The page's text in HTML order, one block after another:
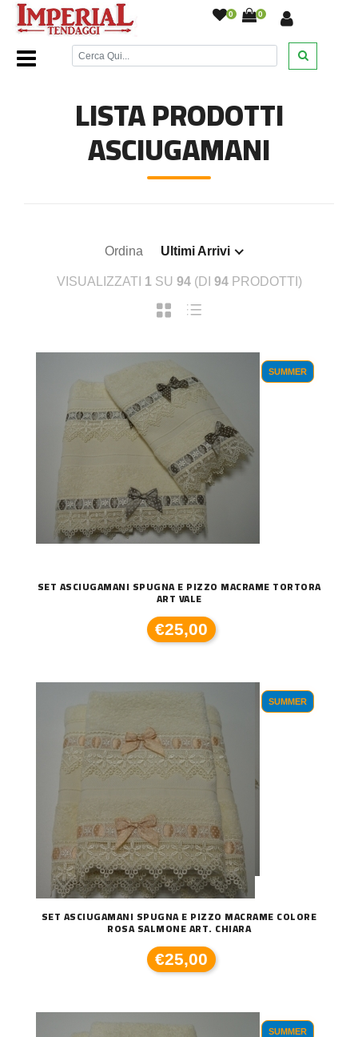
0 0
Home Page/Emy Ricami/Asciugamani/
LISTA PRODOTTI
ASCIUGAMANI
Ordina Ultimi Arrivi
VISUALIZZATI 1 SU 94(DI 94PRODOTTI)
SUMMER
SET ASCIUGAMANI SPUGNA E PIZZO MACRAME TORTORA
ART VALE
€25,00
SUMMER
SET ASCIUGAMANI SPUGNA E PIZZO MACRAME COLORE
ROSA SALMONE ART. CHIARA
€25,00
SUMMER